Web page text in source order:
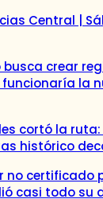
Central |
busca crear
funcionaría la
cortó la
histórico
no certificado
casi todo su